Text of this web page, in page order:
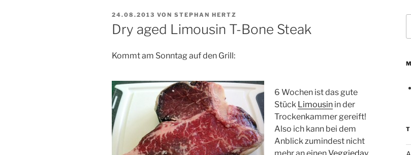
VERÖFFENTLICHT
AM
24.08.2013 VON STEPHAN HERTZ
Dry aged Limousin T-Bone Steak
Kommt am Sonntag auf den Grill:
6 Wochen ist das gute
Stück Limousinin der
Trockenkammer gereift!
Also ich kann bei dem
Anblick zumindest nicht